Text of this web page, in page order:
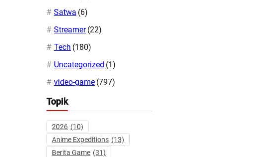
Satwa (6)
Streamer (22)
Tech (180)
Uncategorized (1)
video-game (797)
Topik
2026 (10)
Anime Expeditions (13)
Berita Game (31)